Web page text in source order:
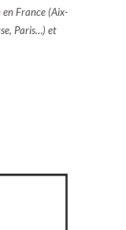
en France (Aix-
Paris…) et